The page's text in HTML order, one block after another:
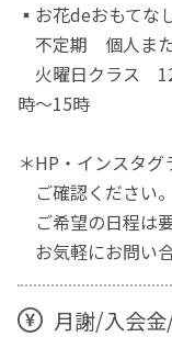
▪️お花deおもてな
不定期 個人また
火曜日クラス
時〜15時
＊HP・インスタグ
ご確認ください。
ご希望の日程は
お気軽にお問い
月謝/入会